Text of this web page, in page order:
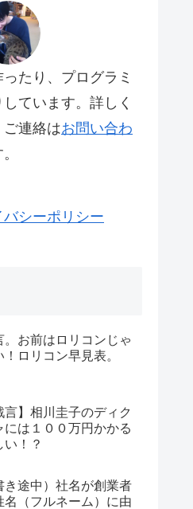
たり、プログラミ
ています。詳しく
ご連絡はお問い合わ
バシーポリシー
。お前はロリコンじゃ
！ロリコン早見表。
言】相川圭子のディク
には１００万円かかる
い！？
き途中）社名が創業者
名（フルネーム）に由